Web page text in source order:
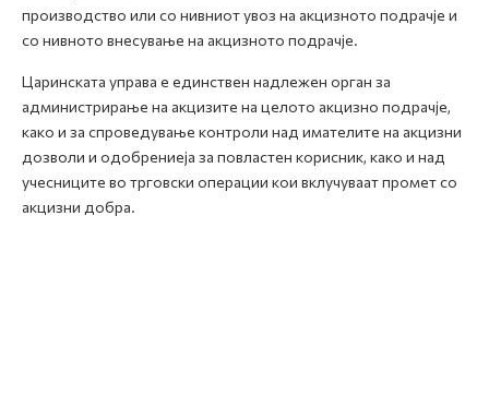
производство или со нивниот увоз на акцизното подрачје и
со нивното внесување на акцизното подрачје.
Царинската управа е единствен надлежен орган за
администрирање на акцизите на целото акцизно подрачје,
како и за спроведување контроли над имателите на акцизни
дозволи и одобрениеја за повластен корисник, како и над
учесниците во трговски операции кои вклучуваат промет со
акцизни добра.